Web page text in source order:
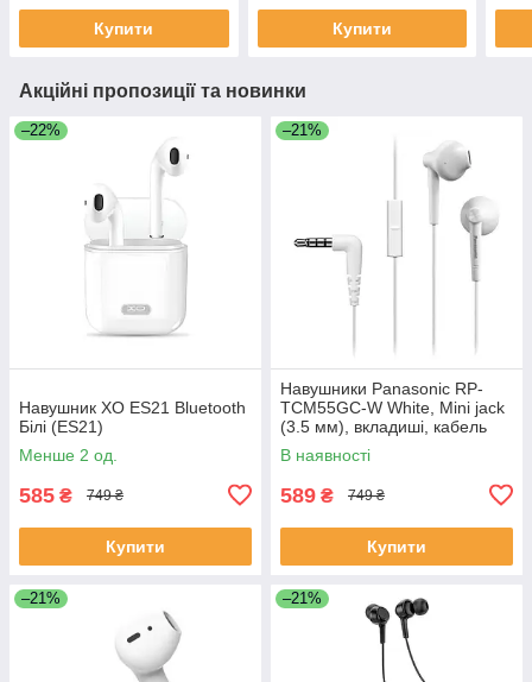
Купити Купити
Акційні пропозиції та новинки
–22%
Навушник XO ES21 Bluetooth
Білі (ES21)
Менше 2 од.
585 ₴ 749 ₴
Купити
–21%
Навушники Panasonic RP-
TCM55GC-W White, Mini jack
(3.5 мм), вкладиші, кабель
1,1 м
В наявності
589 ₴ 749 ₴
Купити
–21% –21%